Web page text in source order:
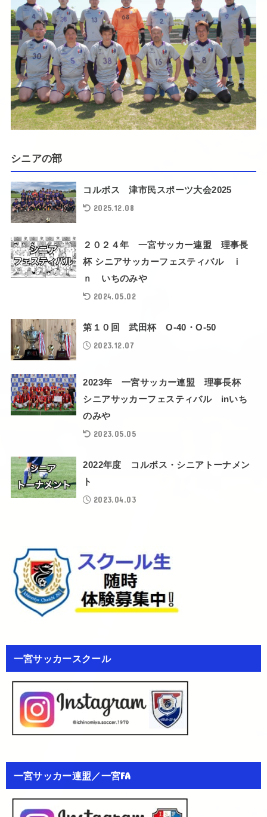
シニアの部
コルボス 津市民スポーツ大会2025
2025.12.08
２０２４年 一宮サッカー連盟 理事長
杯 シニアサッカーフェスティバル ｉ
ｎ いちのみや
2024.05.02
第１０回 武田杯 O-40・O-50
2023.12.07
2023年 一宮サッカー連盟 理事長杯
シニアサッカーフェスティバル inいち
のみや
2023.05.05
2022年度 コルボス・シニアトーナメン
ト
2023.04.03
一宮サッカースクール
一宮サッカー連盟／一宮FA